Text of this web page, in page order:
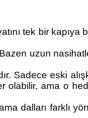
tek bir kapıya
uzun
Sadece eski
olabilir, ama o
dalları farklı